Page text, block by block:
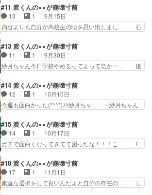
要素満載真輝奈の本格参戦で… 新キャラの子がグ
イグイきますという流れ。… ハァハァが長かった
なｗ紫さんは受け入れ態…
ップちゃんとはなんとか話をして恋人関… 梅澤ち
ゃんはおじゃま虫だけど、開き直りが… 駅名に羽
村の名前出してるのに図書館は葉村… 真輝奈「大
抵の男の人は胸が大きい方が好き… 紗月ちゃんは
に向かい合う決意の紫瞳のハ… このアニメは漫画
版のほうがみんな可愛くて… 鈴ちゃんが梅澤さん
に、1番になれないって…
#11 渡くんの××が崩壊寸前
13 1
9月15日
内容よりも自分が高校生の頃を思い出しまし… 石
とう一線を⁉︎も、まだまだ子供とお母… 主人公が
Fカップちゃんと正式に付き合う事… まぁ現実的
に考えたら結婚とかお付き合いっ… 石原さんが性
急すぎる。抑圧された反動もあ… 親との関係に欠
なぁ・・紗月のスク水カッ… 紗月は何してるんだ
ろ？その授業で補習って… 渡くんと石原さんが、
大人になろうとしてい…
#13 渡くんの××が崩壊寸前
11 1
9月30日
紗月ちゃん今日学校やめるってよって急かー… 後
あったら困るって、セックスのことです… 梅澤さ
んよぉ、策略を巡らせても渡くんには… 渡くんが
真面目すぎてダメだ。梅澤さんにも… 超積極的な
ところ以外は好きな人の為に料理… 主人公が3人
第１１回Episode15… 渡くん、結局長野へ…。こ
れじゃあまた絡れ… ガチで梅澤がかませ犬すぎる
だろ。勢いで特…
#14 渡くんの××が崩壊寸前
12 1
10月10日
今週も面白かった(*^^*)ﾉｼ紗月ちゃ… 紗月ちゃん
弥生さんが明るいキャラ… 紗月に誘い込まれるよ
うに、紗月の実家にま… 精力ドリンクで卒倒した
の面白すぎる。実は… まあもう少し見てみようか
これはなんだかん… ベストバウト」第１２回
の弥生ち… ずっと引っ張っていた紗月さんの家庭
事情で… 思ったより毒親じゃなかったし、思った
より…
#15 渡くんの××が崩壊寸前
14 1
10月17日
ガチで面白くなってきてて困ったな！！！こ… F
はまだ自分の気持ちの正体に気付けてな… いきな
り紗月の告白キターー！＼(^o^)… 各人が大人と
向き合い、自分たちの姿を改め… 相変わらず野郎
の好都合で安易な妄想の理想… これは流石に石原
#18 渡くんの××が崩壊寸前
17 1
11月1日
素直な選択をして良いんだよと自分の存在の… し